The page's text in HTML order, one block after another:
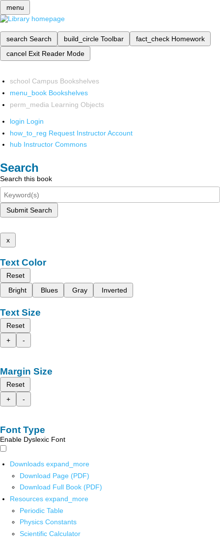
menu
search Search build_circle Toolbar fact_check Homework
cancel Exit Reader Mode
school Campus Bookshelves
menu_book Bookshelves
perm_media Learning Objects
login Login
how_to_reg Request Instructor Account
hub Instructor Commons
Search
Search this book
Submit Search
x
Text Color
Reset
Bright
Blues Gray Inverted
Text Size
Reset
+
-
Margin Size
Reset
+
-
Font Type
Enable Dyslexic Font
Downloads expand_more
Download Page (PDF)
Download Full Book (PDF)
Resources expand_more
Periodic Table
Physics Constants
Scientific Calculator